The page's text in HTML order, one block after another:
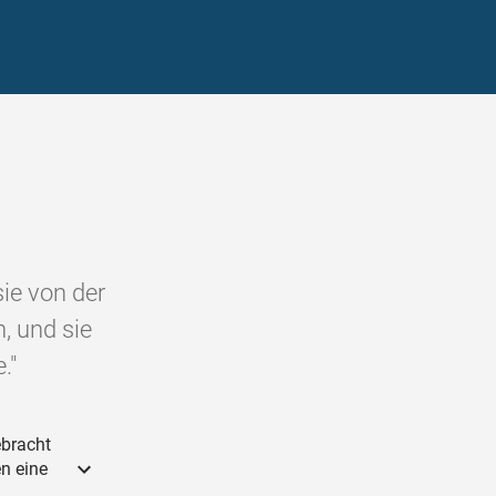
von der
und sie
eine